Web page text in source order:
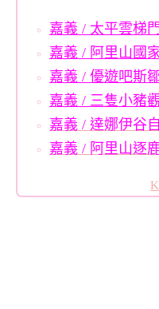
嘉義 / 太平雲梯
嘉義 / 阿里山國
嘉義 / 優遊吧斯
嘉義 / 三隻小豬
嘉義 / 達娜伊谷
嘉義 / 阿里山逐